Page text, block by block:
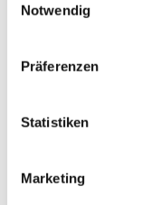
Notwendig
Präferenzen
Statistiken
Marketing